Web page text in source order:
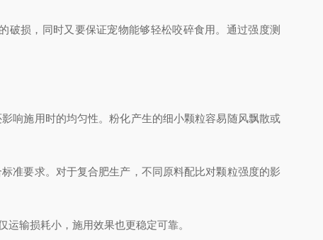
损，同时又要保证宠物能够轻松咬碎食用。通过强度测
施用时的均匀性。粉化产生的细小颗粒容易随风飘散或
要求。对于复合肥生产，不同原料配比对颗粒强度的影
输损耗小，施用效果也更稳定可靠。